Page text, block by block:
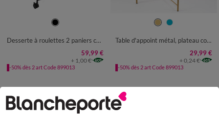
UNITÉ
Desserte à roulettes 2 paniers coulissants
59,99 €
+ 1,00 €
-50% dès 2 art Code 899013
UNITÉ
Table d'appoint métal, plateau coloré
29,99 €
+ 0,24 €
-50% dès 2 art Code 899013
Paiement 100% sécurisé
Payez plus tard ou en plusieurs fois